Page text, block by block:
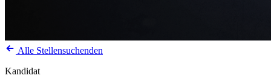
Alle Stellensuchenden
Kandidat